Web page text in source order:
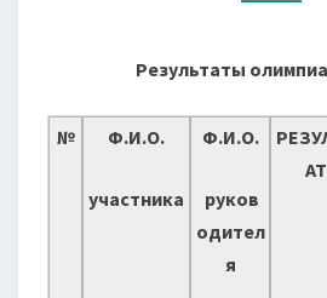
Результаты
№ Ф.И.О.
участника
Ф.И.О.
руков
одител
я
АТ